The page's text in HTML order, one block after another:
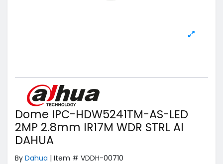
Dome IPC-HDW5241TM-AS-LED
2MP 2.8mm IR17M WDR STRL AI
DAHUA
By Dahua | Item # VDDH-00710